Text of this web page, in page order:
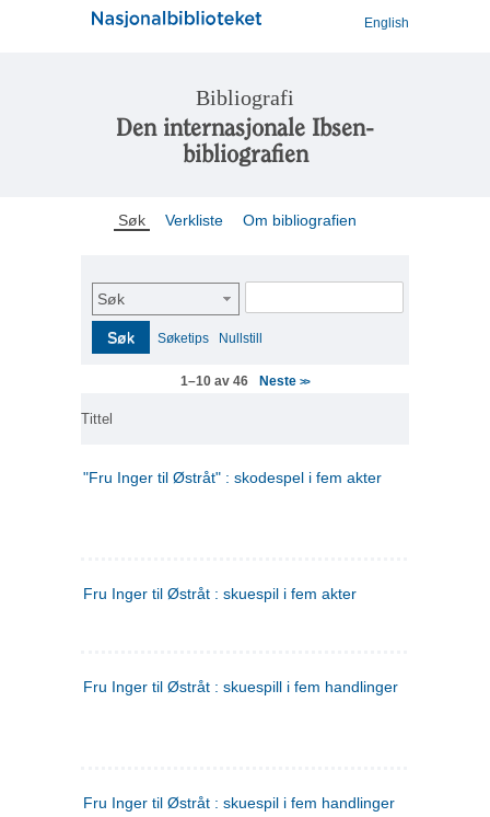
English
Bibliografi
Den internasjonale Ibsen-
bibliografien
Søk Verkliste Om bibliografien
Søk
Søk Søketips Nullstill
1–10 av 46 Neste>>
Tittel
"Fru Inger til Østråt" : skodespel i fem akter
Fru Inger til Østråt : skuespil i fem akter
Fru Inger til Østråt : skuespill i fem handlinger
Fru Inger til Østråt : skuespil i fem handlinger